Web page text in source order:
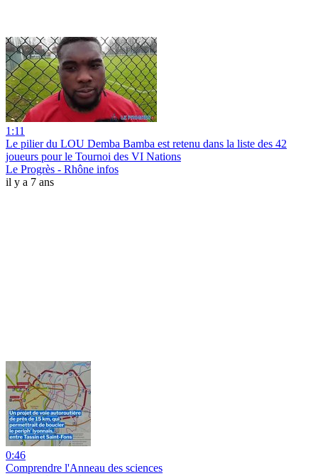
1:11
Le pilier du LOU Demba Bamba est retenu dans la liste des 42
joueurs pour le Tournoi des VI Nations
Le Progrès - Rhône infos
il y a 7 ans
0:46
Comprendre l'Anneau des sciences